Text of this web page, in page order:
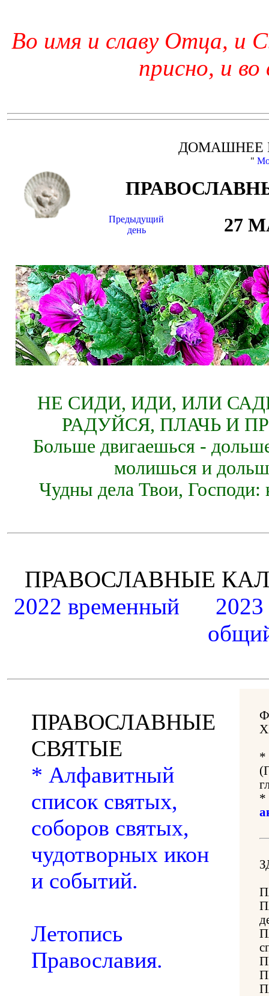
Во имя и славу Отца, и
присно, и во
ДОМАШНЕЕ
"
Предыдущий
день
27
НЕ СИДИ, ИДИ, ИЛИ
РАДУЙСЯ, ПЛАЧЬ И
Больше двигаешься -
молишься и
Чудны дела Твои, Господи:
ПРАВОСЛАВНЫЕ
2022 временный
ПРАВОСЛАВНЫЕ
СВЯТЫЕ
* Алфавитный
список святых,
соборов святых,
чудотворных икон
и событий.
Летопись
Православия.
*
*